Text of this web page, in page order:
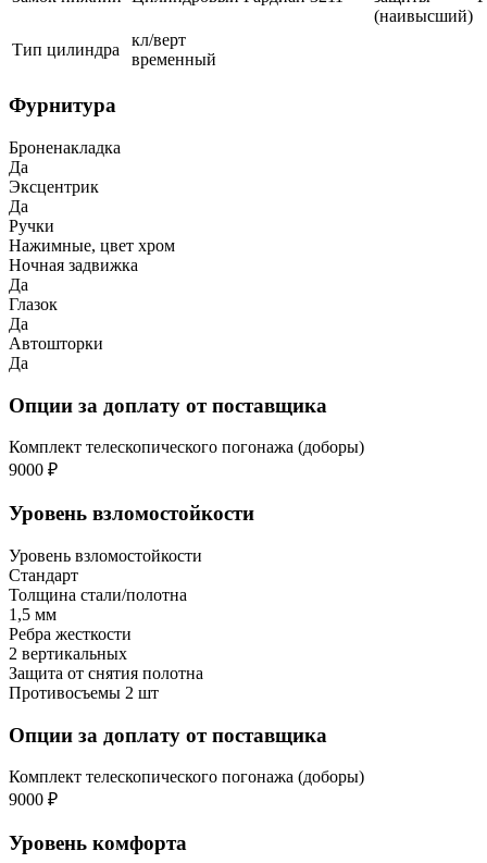
(наивысший)
Тип цилиндра
кл/верт
временный
Фурнитура
Броненакладка
Да
Эксцентрик
Да
Ручки
Нажимные, цвет хром
Ночная задвижка
Да
Глазок
Да
Автошторки
Да
Опции за доплату от поставщика
Комплект телескопического погонажа (доборы)
9000 ₽
Уровень взломостойкости
Уровень взломостойкости
Стандарт
Толщина стали/полотна
1,5 мм
Ребра жесткости
2 вертикальных
Защита от снятия полотна
Противосъемы 2 шт
Опции за доплату от поставщика
Комплект телескопического погонажа (доборы)
9000 ₽
Уровень комфорта